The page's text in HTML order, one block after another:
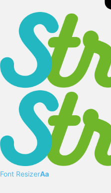
Font ResizerAa